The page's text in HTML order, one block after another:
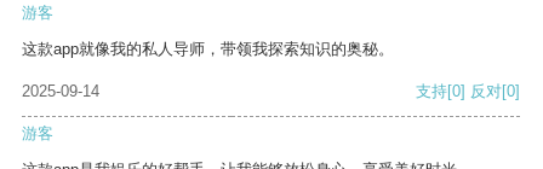
游客
这款app就像我的私人导师，带领我探索知识的奥秘。
2025-09-14 支持[0] 反对[0]
游客